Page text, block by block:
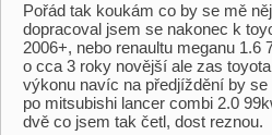
Pořád tak koukám co by se mě
dopracoval jsem se nakonec k
2006+, nebo renaultu meganu 1.6
o cca 3 roky novější ale zas
výkonu navíc na předjíždění by
po mitsubishi lancer combi 2.0
dvě co jsem tak četl, dost reznou.